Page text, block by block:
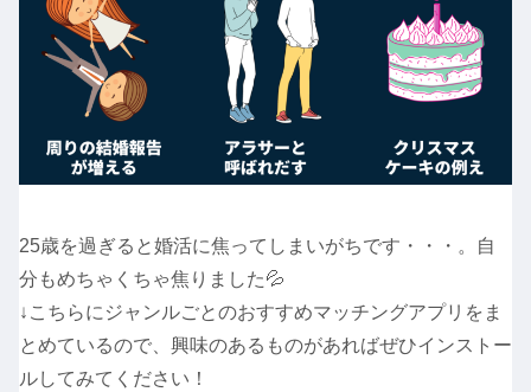
25歳を過ぎると婚活に焦ってしまいがちです・・・。自
分もめちゃくちゃ焦りました💦
↓こちらにジャンルごとのおすすめマッチングアプリをま
とめているので、興味のあるものがあればぜひインストー
ルしてみてください！